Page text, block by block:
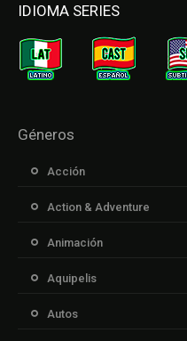
IDIOMA SERIES
Géneros
Acción
Action & Adventure
Animación
Aquipelis
Autos